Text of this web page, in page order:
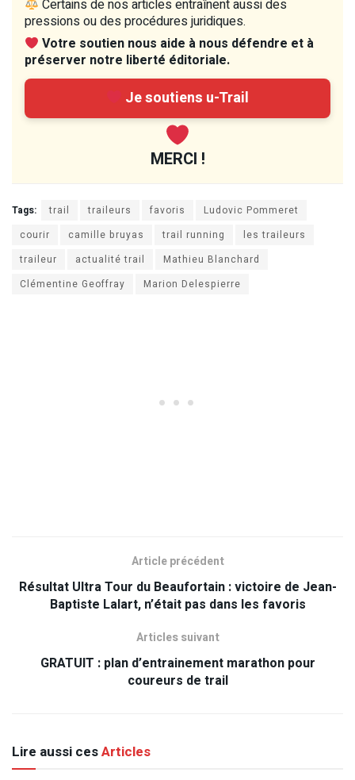
Certains de nos articles entraînent aussi des
pressions ou des procédures juridiques.
Votre soutien nous aide à nous défendre et à
préserver notre liberté éditoriale.
Je soutiens u-Trail
MERCI !
Tags: trail traileurs favoris
Ludovic Pommeret
courir
camille bruyas trail running
les traileurs
traileur
actualité trail
Mathieu Blanchard
Clémentine Geoffray
Marion Delespierre
Article précédent
Résultat Ultra Tour du Beaufortain : victoire de Jean-
Baptiste Lalart, n’était pas dans les favoris
Articles suivant
GRATUIT : plan d’entrainement marathon pour
coureurs de trail
Lire aussi cesArticles